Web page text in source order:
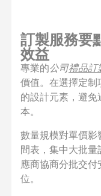
訂製服務要
效益
專業的公司禮品訂
價值。在選擇定
的設計元素，避
本。
數量規模對單價
間表，集中大批
應商協商分批交
位。